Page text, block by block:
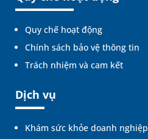
Quy chế hoạt động
Chính sách bảo vệ thông tin
Trách nhiệm và cam kết
Dịch vụ
Khám sức khỏe doanh nghiệp